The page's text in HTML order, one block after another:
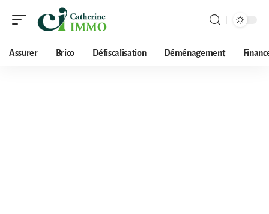
Assurer Brico Défiscalisation Déménagement